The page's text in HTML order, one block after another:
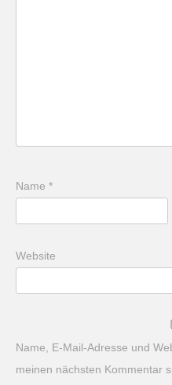
Name *
Website
Name, E-Mail-Adresse und
meinen nächsten Kommentar